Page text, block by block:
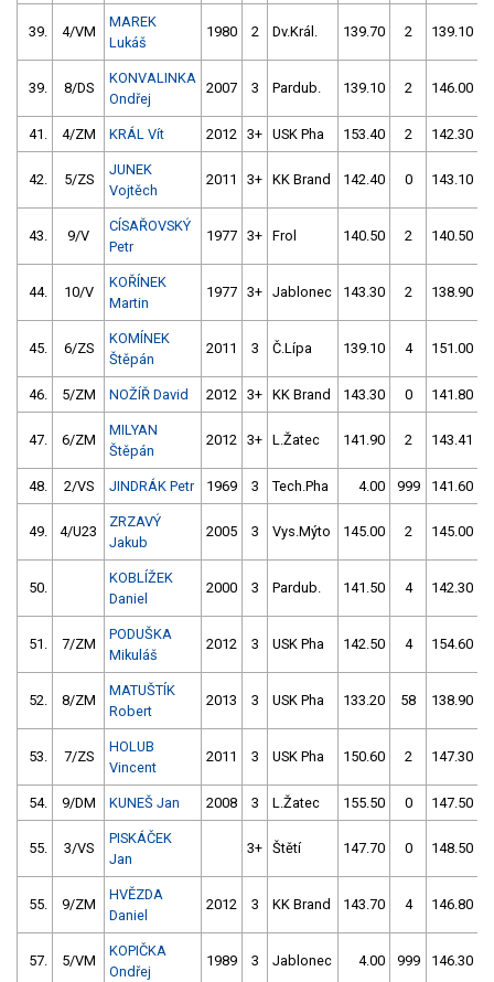
39. 4/VM
MAREK
Lukáš
1980 2 Dv.Král. 139.70 2 139.10
39. 8/DS
KONVALINKA
Ondřej
2007 3 Pardub. 139.10 2 146.00
41. 4/ZM KRÁL Vít 2012 3+ USK Pha 153.40 2 142.30
42. 5/ZS
JUNEK
Vojtěch
2011 3+ KK Brand 142.40 0 143.10
43. 9/V
CÍSAŘOVSKÝ
Petr
1977 3+ Frol 140.50 2 140.50
44. 10/V
KOŘÍNEK
Martin
1977 3+ Jablonec 143.30 2 138.90
45. 6/ZS
KOMÍNEK
Štěpán
2011 3 Č.Lípa 139.10 4 151.00
46. 5/ZM NOŽÍŘ David 2012 3+ KK Brand 143.30 0 141.80
47. 6/ZM
MILYAN
Štěpán
2012 3+ L.Žatec 141.90 2 143.41
48. 2/VS JINDRÁK Petr 1969 3 Tech.Pha 4.00 999 141.60
49. 4/U23
ZRZAVÝ
Jakub
2005 3 Vys.Mýto 145.00 2 145.00
50.
KOBLÍŽEK
Daniel
2000 3 Pardub. 141.50 4 142.30
51. 7/ZM
PODUŠKA
Mikuláš
2012 3 USK Pha 142.50 4 154.60
52. 8/ZM
MATUŠTÍK
Robert
2013 3 USK Pha 133.20 58 138.90
53. 7/ZS
HOLUB
Vincent
2011 3 USK Pha 150.60 2 147.30
54. 9/DM KUNEŠ Jan 2008 3 L.Žatec 155.50 0 147.50
55. 3/VS
PISKÁČEK
Jan
3+ Štětí 147.70 0 148.50
55. 9/ZM
HVĚZDA
Daniel
2012 3 KK Brand 143.70 4 146.80
57. 5/VM
KOPIČKA
Ondřej
1989 3 Jablonec 4.00 999 146.30